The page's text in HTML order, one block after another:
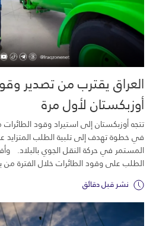
العراق يقترب من تصدير
أوزبكستان لأول مرة
تتجه أوزبكستان إلى استيراد وقود الطائرات
في خطوة تهدف إلى تلبية الطلب المتزايد
المستمر في حركة النقل الجوي بالبلاد.
الطلب على وقود الطائرات خلال الفترة من
نشر قبل دقائق